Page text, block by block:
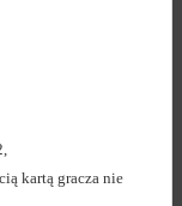
kartą gracza nie